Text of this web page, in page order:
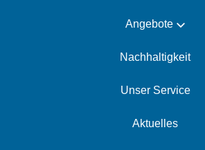
Angebote
Nachhaltigkeit
Unser Service
Aktuelles